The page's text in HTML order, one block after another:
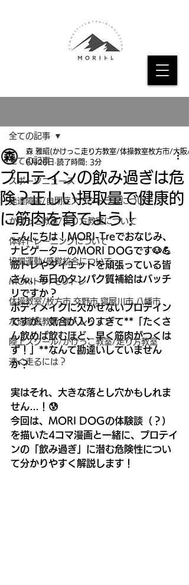
全ての記事
スポーツニュース
発達障害/自閉症スペクトラムについて
かけっこ教室/走り方教室について
体幹トレーニングについて
協調運動/感覚統合について
MORIトレ/モリトレ
体操教室/枚方市,交野市,寝屋川市,八幡市
水泳家庭教師/個人レッスン
陸上スクール/かけっこ教室/走り方教室
速く走るには？
全ての記事
プロテインの飲み過ぎは危
険？正しい摂取量で健康的
に筋肉を育てよう！
森 雅昭(かけっこ走り方教室/体操教室枚方市/大阪/
6月26日 読了時間: 3分
こんにちは！MORI-Treでおなじみ、
ナビゲーターのMORI DOGです🐶💪
筋トレやダイエットを頑張っている皆
さん、毎日のタンパク質補給はバッチ
リですか？
ボディメイクに欠かせないプロテイン
ですが、気合が入りすぎて**「たくさ
ん飲めば飲むほど、早く筋肉がつくは
ず！」**なんて勘違いしていません
か？
実はそれ、大きな落とし穴かもしれま
せん…！😰
今回は、MORI DOGの体験談（？）
を描いた4コマ漫画と一緒に、プロテイ
ンの「飲み過ぎ」に潜む危険性につい
て分かりやすく解説します！